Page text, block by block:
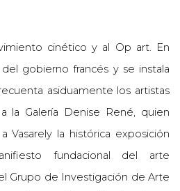
cinético y al Op art. En
gobierno francés y se instala
asiduamente los artistas
la Galería Denise René, quien
Vasarely la histórica exposición
fundacional del arte
Grupo de Investigación de Arte